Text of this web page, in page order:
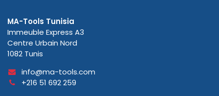
MA-Tools Tunisia
Immeuble Express A3
Centre Urbain Nord
1082 Tunis
info@ma-tools.com
+216 51 692 259